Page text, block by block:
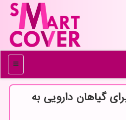
منو
برای گیاهان دارویی به